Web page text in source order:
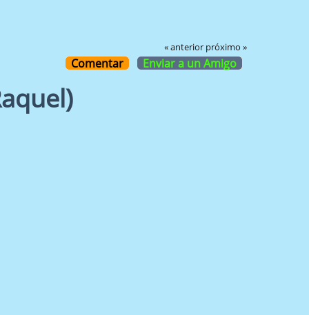
« anterior próximo »
Comentar Enviar a un Amigo